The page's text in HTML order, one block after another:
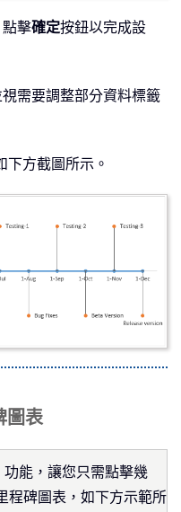
擊確定按鈕以完成設
需要調整部分資料標籤
方截圖所示。
圖表
功能，讓您只需點擊幾
程碑圖表，如下方示範所